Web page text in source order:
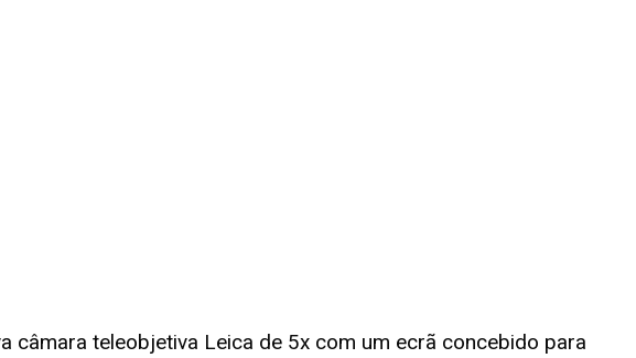
câmara teleobjetiva Leica de 5x com um ecrã concebido para